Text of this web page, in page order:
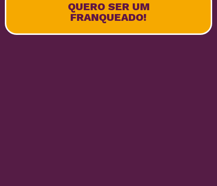
QUERO SER UM
FRANQUEADO!